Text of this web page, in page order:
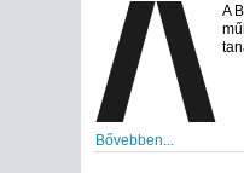
A
Bővebben...